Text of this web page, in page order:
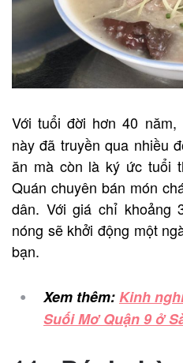
Với tuổi đời hơn 40 năm,
này đã truyền qua nhiều
ăn mà còn là ký ức tuổi
Quán chuyên bán món
dân. Với giá chỉ khoảng
nóng sẽ khởi động một
bạn.
Xem thêm:Kinh
Suối Mơ Quận 9 ở